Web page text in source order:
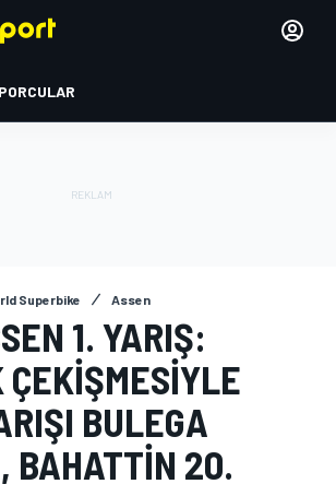
Superbike Assen
1. YARIŞ:
BULEGA
BAHATTIN 20.